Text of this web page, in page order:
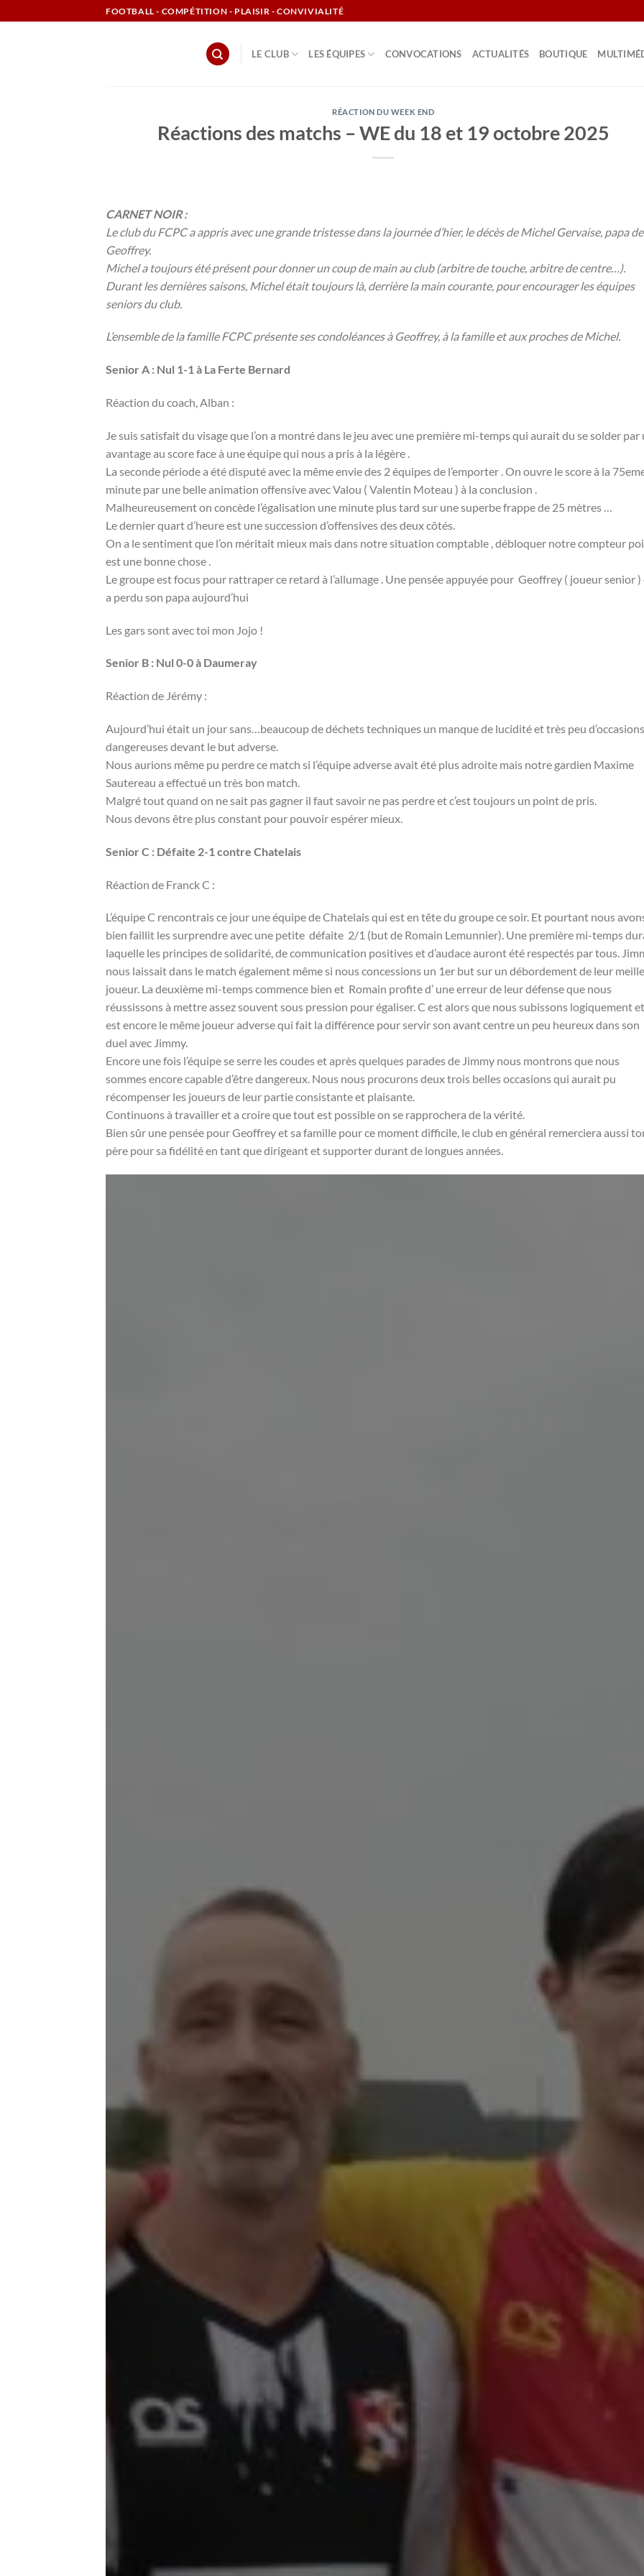
au
FOOTBALL - COMPÉTITION - PLAISIR - CONVIVIALITÉ
LE CLUB LES ÉQUIPES CONVOCATIONS ACTUALITÉS BOUTIQUE
RÉACTION DU WEEK END
Réactions des matchs – WE du 18 et 19 octobre 2025
CARNET NOIR :
Le club du FCPC a appris avec une grande tristesse dans la journée d’hier, le décès de Michel Gervaise, papa de
Geoffrey.
Michel a toujours été présent pour donner un coup de main au club (arbitre de touche, arbitre de centre…).
Durant les dernières saisons, Michel était toujours là, derrière la main courante, pour encourager les équipes
seniors du club.
L’ensemble de la famille FCPC présente ses condoléances à Geoffrey, à la famille et aux proches de Michel.
Senior A : Nul 1-1 à La Ferte Bernard
Réaction du coach, Alban :
Je suis satisfait du visage que l’on a montré dans le jeu avec une première mi-temps qui aurait du se solder par
avantage au score face à une équipe qui nous a pris à la légère .
La seconde période a été disputé avec la même envie des 2 équipes de l’emporter . On ouvre le score à la
minute par une belle animation offensive avec Valou ( Valentin Moteau ) à la conclusion .
Malheureusement on concède l’égalisation une minute plus tard sur une superbe frappe de 25 mètres …
Le dernier quart d’heure est une succession d’offensives des deux côtés.
On a le sentiment que l’on méritait mieux mais dans notre situation comptable , débloquer notre compteur
est une bonne chose .
Le groupe est focus pour rattraper ce retard à l’allumage . Une pensée appuyée pour Geoffrey ( joueur senior )
a perdu son papa aujourd’hui
Les gars sont avec toi mon Jojo !
Senior B : Nul 0-0 à Daumeray
Réaction de Jérémy :
Aujourd’hui était un jour sans…beaucoup de déchets techniques un manque de lucidité et très peu d’occasions
dangereuses devant le but adverse.
Nous aurions même pu perdre ce match si l’équipe adverse avait été plus adroite mais notre gardien Maxime
Sautereau a effectué un très bon match.
Malgré tout quand on ne sait pas gagner il faut savoir ne pas perdre et c’est toujours un point de pris.
Nous devons être plus constant pour pouvoir espérer mieux.
Senior C : Défaite 2-1 contre Chatelais
Réaction de Franck C :
L’équipe C rencontrais ce jour une équipe de Chatelais qui est en tête du groupe ce soir. Et pourtant nous
bien faillit les surprendre avec une petite défaite 2/1 (but de Romain Lemunnier). Une première mi-temps
laquelle les principes de solidarité, de communication positives et d’audace auront été respectés par tous.
nous laissait dans le match également même si nous concessions un 1er but sur un débordement de leur
joueur. La deuxième mi-temps commence bien et Romain profite d’ une erreur de leur défense que nous
réussissons à mettre assez souvent sous pression pour égaliser. C est alors que nous subissons logiquement
est encore le même joueur adverse qui fait la différence pour servir son avant centre un peu heureux dans son
duel avec Jimmy.
Encore une fois l’équipe se serre les coudes et après quelques parades de Jimmy nous montrons que nous
sommes encore capable d’être dangereux. Nous nous procurons deux trois belles occasions qui aurait pu
récompenser les joueurs de leur partie consistante et plaisante.
Continuons à travailler et a croire que tout est possible on se rapprochera de la vérité.
Bien sûr une pensée pour Geoffrey et sa famille pour ce moment difficile, le club en général remerciera aussi
père pour sa fidélité en tant que dirigeant et supporter durant de longues années.